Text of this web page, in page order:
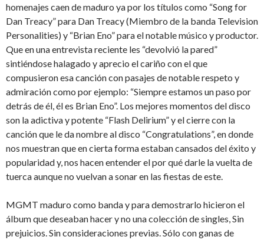
homenajes caen de maduro ya por los títulos como “Song for
Dan Treacy” para Dan Treacy (Miembro de la banda Television
Personalities) y “Brian Eno” para el notable músico y productor.
Que en una entrevista reciente les “devolvió la pared”
sintiéndose halagado y aprecio el cariño con el que
compusieron esa canción con pasajes de notable respeto y
admiración como por ejemplo: “Siempre estamos un paso por
detrás de él, él es Brian Eno”. Los mejores momentos del disco
son la adictiva y potente “Flash Delirium” y el cierre con la
canción que le da nombre al disco “Congratulations”, en donde
nos muestran que en cierta forma estaban cansados del éxito y
popularidad y, nos hacen entender el por qué darle la vuelta de
tuerca aunque no vuelvan a sonar en las fiestas de este.
MGMT maduro como banda y para demostrarlo hicieron el
álbum que deseaban hacer y no una colección de singles, Sin
prejuicios. Sin consideraciones previas. Sólo con ganas de